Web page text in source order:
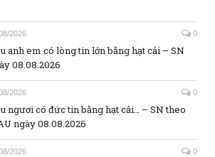
2026 0
anh em có lòng tin lớn bằng hạt cải – SN
08.08.2026
2026 0
ngươi có đức tin bằng hạt cải… – SN theo
ngày 08.08.2026
2026 0